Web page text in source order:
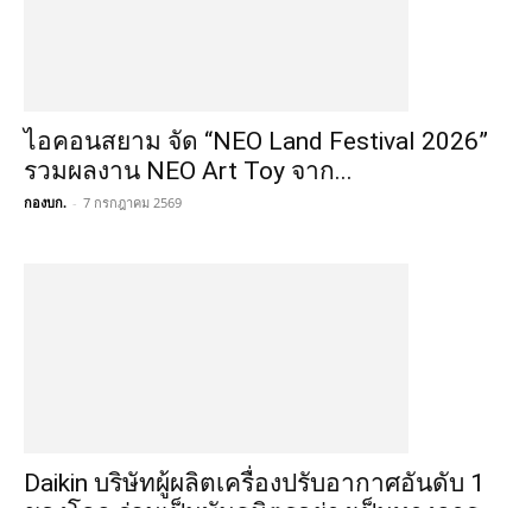
ไอคอนสยาม จัด “NEO Land Festival 2026”
รวมผลงาน NEO Art Toy จาก...
กองบก. - 7 กรกฎาคม 2569
Daikin บริษัทผู้ผลิตเครื่องปรับอากาศอันดับ 1